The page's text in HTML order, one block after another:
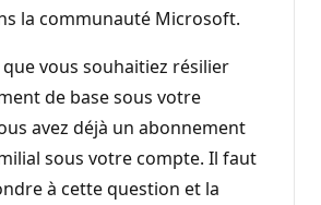
la communauté Microsoft.
que vous souhaitiez résilier
de base sous votre
avez déjà un abonnement
sous votre compte. Il faut
à cette question et la